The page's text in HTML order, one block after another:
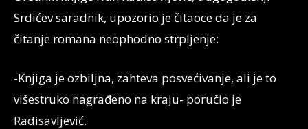
Srdićev saradnik, upozorio je čitaoce da je za
čitanje romana neophodno strpljenje:
-Knjiga je ozbiljna, zahteva posvećivanje, ali je to
višestruko nagrađeno na kraju- poručio je
Radisavljević.